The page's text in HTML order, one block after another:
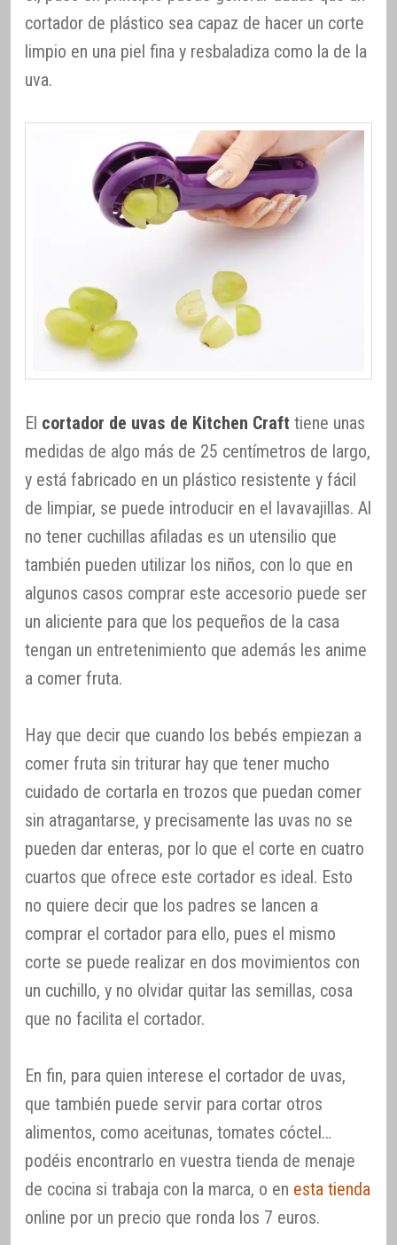
cortador de plástico sea capaz de hacer un corte
limpio en una piel fina y resbaladiza como la de la
uva.
El cortador de uvas de Kitchen Craft tiene unas
medidas de algo más de 25 centímetros de largo,
y está fabricado en un plástico resistente y fácil
de limpiar, se puede introducir en el lavavajillas. Al
no tener cuchillas afiladas es un utensilio que
también pueden utilizar los niños, con lo que en
algunos casos comprar este accesorio puede ser
un aliciente para que los pequeños de la casa
tengan un entretenimiento que además les anime
a comer fruta.
Hay que decir que cuando los bebés empiezan a
comer fruta sin triturar hay que tener mucho
cuidado de cortarla en trozos que puedan comer
sin atragantarse, y precisamente las uvas no se
pueden dar enteras, por lo que el corte en cuatro
cuartos que ofrece este cortador es ideal. Esto
no quiere decir que los padres se lancen a
comprar el cortador para ello, pues el mismo
corte se puede realizar en dos movimientos con
un cuchillo, y no olvidar quitar las semillas, cosa
que no facilita el cortador.
En fin, para quien interese el cortador de uvas,
que también puede servir para cortar otros
alimentos, como aceitunas, tomates cóctel…
podéis encontrarlo en vuestra tienda de menaje
de cocina si trabaja con la marca, o en esta tienda
online por un precio que ronda los 7 euros.